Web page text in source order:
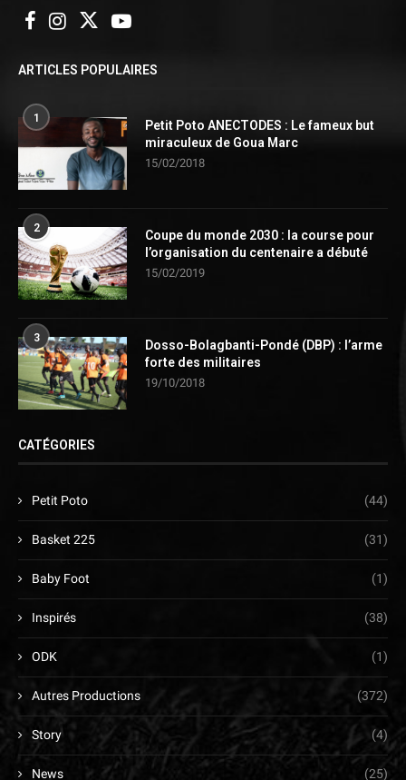
ARTICLES POPULAIRES
1
Petit Poto ANECTODES : Le fameux but
miraculeux de Goua Marc
15/02/2018
2
Coupe du monde 2030 : la course pour
l’organisation du centenaire a débuté
15/02/2019
3
Dosso-Bolagbanti-Pondé (DBP) : l’arme
forte des militaires
19/10/2018
CATÉGORIES
Petit Poto (44)
Basket 225 (31)
Baby Foot (1)
Inspirés (38)
ODK (1)
Autres Productions (372)
Story (4)
News (25)